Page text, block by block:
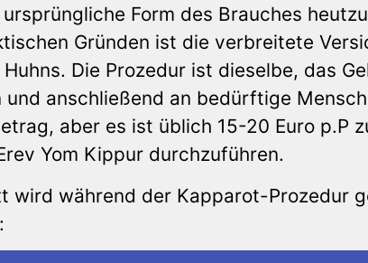
Form des Brauches
Gründen ist die verbreitete
Die Prozedur ist dieselbe, das
und anschließend an bedürftige
aber es ist üblich 15-20 Euro p.P
Yom Kippur durchzuführen.
wird während der Kapparot-Prozedur